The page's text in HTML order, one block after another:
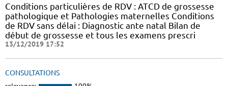
Conditions particulières de RDV : ATCD de grossesse
pathologique et Pathologies maternelles Conditions
de RDV sans délai : Diagnostic ante natal Bilan de
début de grossesse et tous les examens prescri
13/12/2019 17:52
CONSULTATIONS